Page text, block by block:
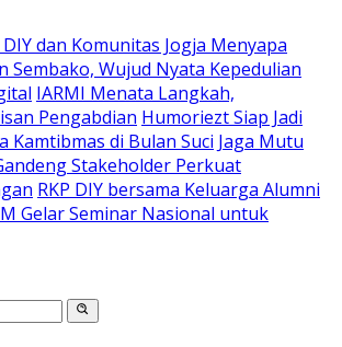
dan Komunitas Jogja Menyapa
Sembako, Wujud Nyata Kepedulian
IARMI Menata Langkah,
Pengabdian Humoriezt Siap Jadi
Kamtibmas di Bulan Suci Jaga Mutu
Stakeholder Perkuat
RKP DIY bersama Keluarga Alumni
Gelar Seminar Nasional untuk